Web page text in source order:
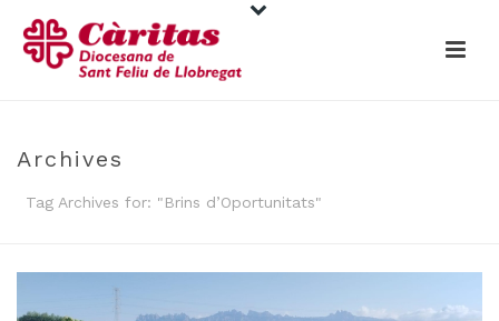
Archives
Tag Archives for: "Brins d’Oportunitats"